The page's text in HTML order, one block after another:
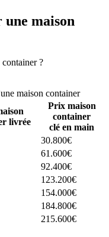
maison
?
maison container
livrée
Prix maison
container
clé en main
30.800€
61.600€
92.400€
123.200€
154.000€
184.800€
215.600€